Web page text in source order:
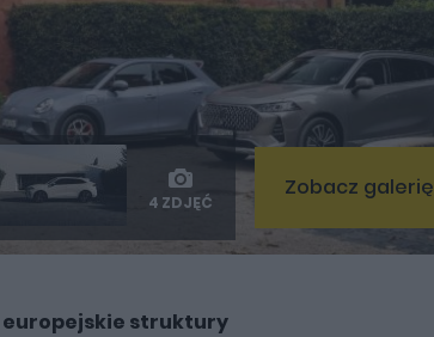
4 ZDJĘĆ
Zobacz galerię
struktury